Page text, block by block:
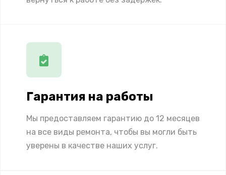
Гарантия на работы
Мы предоставляем гарантию до 12 месяцев
на все виды ремонта, чтобы вы могли быть
уверены в качестве наших услуг.